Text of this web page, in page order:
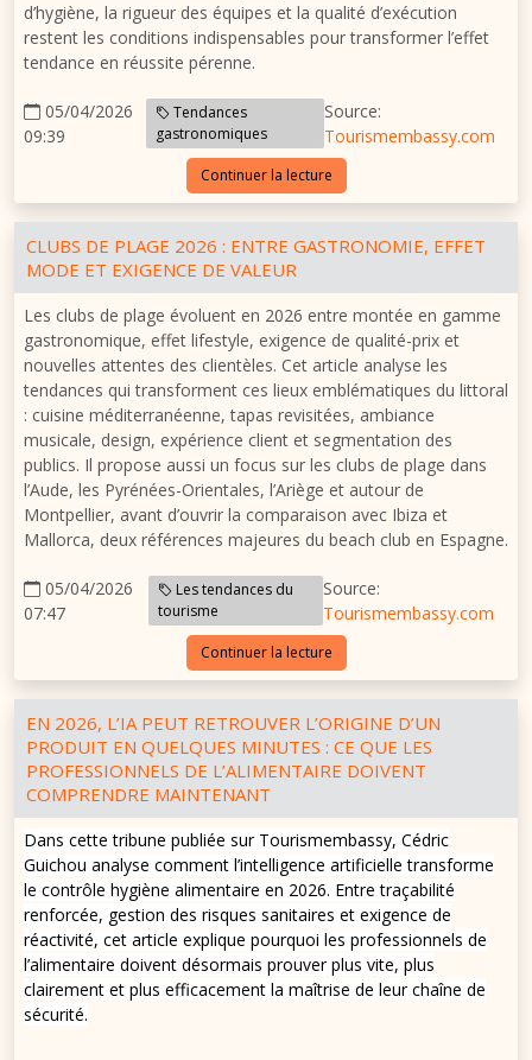
d’hygiène, la rigueur des équipes et la qualité d’exécution
restent les conditions indispensables pour transformer l’effet
tendance en réussite pérenne.
05/04/2026
09:39
Tendances
gastronomiques
Source:
Tourismembassy.com
Continuer la lecture
CLUBS DE PLAGE 2026 : ENTRE GASTRONOMIE, EFFET
MODE ET EXIGENCE DE VALEUR
Les clubs de plage évoluent en 2026 entre montée en gamme
gastronomique, effet lifestyle, exigence de qualité-prix et
nouvelles attentes des clientèles. Cet article analyse les
tendances qui transforment ces lieux emblématiques du littoral
: cuisine méditerranéenne, tapas revisitées, ambiance
musicale, design, expérience client et segmentation des
publics. Il propose aussi un focus sur les clubs de plage dans
l’Aude, les Pyrénées-Orientales, l’Ariège et autour de
Montpellier, avant d’ouvrir la comparaison avec Ibiza et
Mallorca, deux références majeures du beach club en Espagne.
05/04/2026
07:47
Les tendances du
tourisme
Source:
Tourismembassy.com
Continuer la lecture
EN 2026, L’IA PEUT RETROUVER L’ORIGINE D’UN
PRODUIT EN QUELQUES MINUTES : CE QUE LES
PROFESSIONNELS DE L’ALIMENTAIRE DOIVENT
COMPRENDRE MAINTENANT
Dans cette tribune publiée sur Tourismembassy, Cédric
Guichou analyse comment l’intelligence artificielle transforme
le contrôle hygiène alimentaire en 2026. Entre traçabilité
renforcée, gestion des risques sanitaires et exigence de
réactivité, cet article explique pourquoi les professionnels de
l’alimentaire doivent désormais prouver plus vite, plus
clairement et plus efficacement la maîtrise de leur chaîne de
sécurité.